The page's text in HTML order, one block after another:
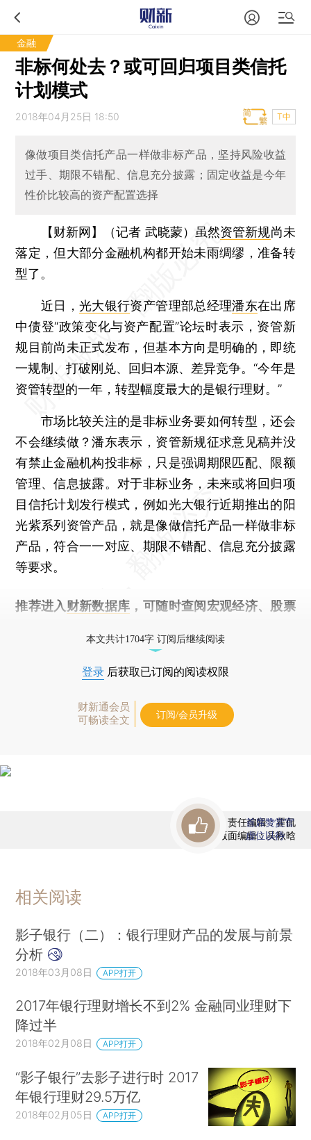
金融
非标何处去？或可回归项目类信托
计划模式
2018年04月25日 18:50 T中
像做项目类信托产品一样做非标产品，坚持风险收益
过手、期限不错配、信息充分披露；固定收益是今年
性价比较高的资产配置选择
【财新网】（记者 武晓蒙） 虽然资管新规尚未
落定，但大部分金融机构都开始未雨绸缪，准备转
型了。
近日，光大银行资产管理部总经理潘东在出席
中债登“政策变化与资产配置”论坛时表示，资管新
规目前尚未正式发布，但基本方向是明确的，即统
一规制、打破刚兑、回归本源、差异竞争。“今年是
资管转型的一年，转型幅度最大的是银行理财。”
市场比较关注的是非标业务要如何转型，还会
不会继续做？潘东表示，资管新规征求意见稿并没
有禁止金融机构投非标，只是强调期限匹配、限额
管理、信息披露。对于非标业务，未来或将回归项
目信托计划发行模式，例如光大银行近期推出的阳
光紫系列资管产品，就是像做信托产品一样做非标
产品，符合一一对应、期限不错配、信息充分披露
等要求。
推荐进入 财新数据库 ，可随时查阅宏观经济、股票
本文共计1704字 订阅后继续阅读
登录 后获取已订阅的阅读权限
财新通会员
可畅读全文
订阅/会员升级
责任编辑：霍侃
版面编辑：吴秋晗
首席赞赏官
虚位以待
相关阅读
影子银行（二）：银行理财产品的发展与前景
分析
2018年03月08日 APP打开
2017年银行理财增长不到2% 金融同业理财下
降过半
2018年02月08日 APP打开
“影子银行”去影子进行时 2017
年银行理财29.5万亿
2018年02月05日 APP打开